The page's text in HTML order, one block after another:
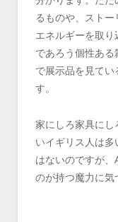
るものや、スト
エネルギーを取
であろう個性あ
で展示品を見て
す。
家にしろ家具に
いイギリス人は
はないのですが、
のが持つ魔力に気